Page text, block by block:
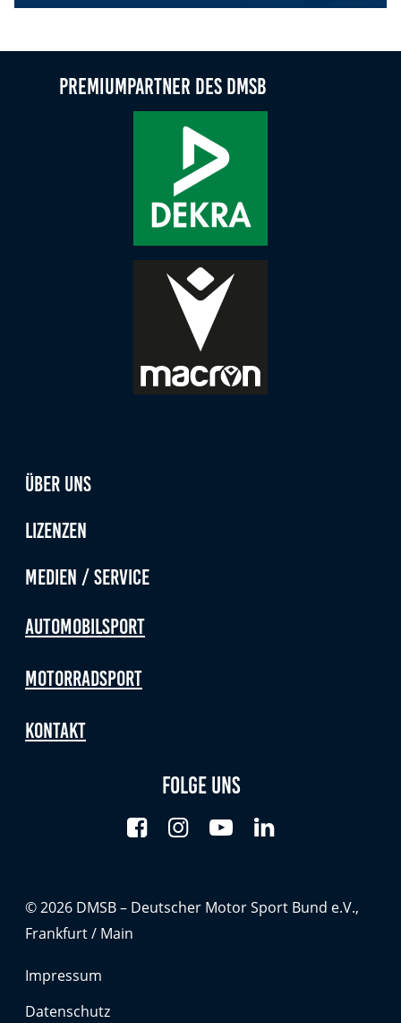
Premiumpartner des DMSB
Über uns
Lizenzen
Medien / Service
Automobilsport
Motorradsport
Kontakt
Folge uns
© 2026 DMSB – Deutscher Motor Sport Bund e.V.,
Frankfurt / Main
Impressum
Datenschutz